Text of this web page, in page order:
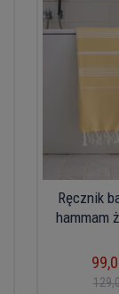
Ręcznik
hammam